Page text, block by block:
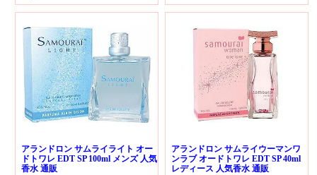
アランドロン サムライライト オー
ドトワレ EDT SP 100ml メンズ 人気
香水 通販
アランドロン サムライウーマンワ
ンラブ オードトワレ EDT SP 40ml
レディース 人気香水 通販